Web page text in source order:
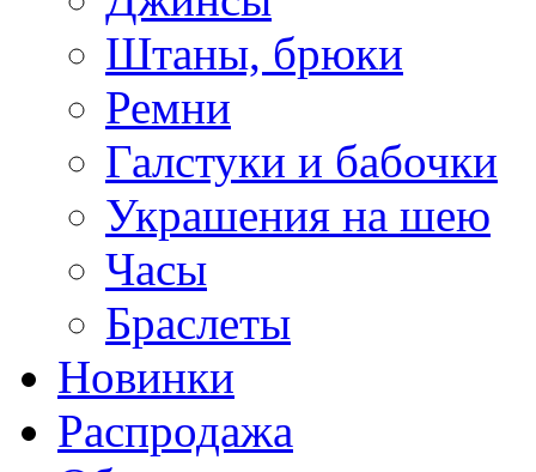
Штаны, брюки
Ремни
Галстуки и бабочки
Украшения на шею
Часы
Браслеты
Новинки
Распродажа